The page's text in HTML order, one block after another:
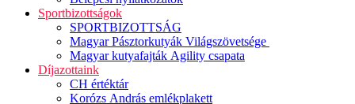
Sportbizottságok
SPORTBIZOTTSÁG
Magyar Pásztorkutyák Világszövetsége
Magyar kutyafajták Agility csapata
Díjazottaink
CH értéktár
Korózs András emlékplakett